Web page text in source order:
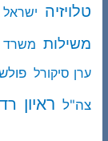
טלויזיה ישראל
משילות משרד
ערן סיקורל
צה"ל ראיון